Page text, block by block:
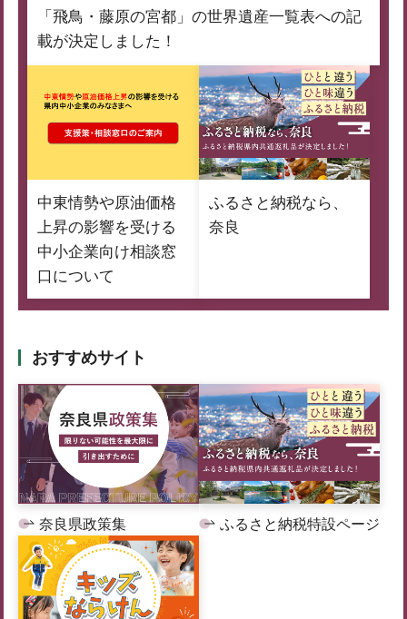
「飛鳥・藤原の宮都」の世界遺産一覧表への記
載が決定しました！
中東情勢や原油価格
上昇の影響を受ける
中小企業向け相談窓
口について
ふるさと納税なら、
奈良
おすすめサイト
奈良県政策集 ふるさと納税特設ページ